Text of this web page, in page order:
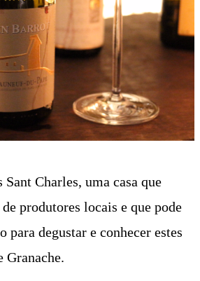
Charles, uma casa que
produtores locais e que pode
para degustar e conhecer estes
Granache.